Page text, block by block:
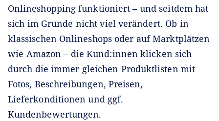
Onlineshopping funktioniert – und seitdem hat
sich im Grunde nicht viel verändert. Ob in
klassischen Onlineshops oder auf Marktplätzen
wie Amazon – die Kund:innen klicken sich
durch die immer gleichen Produktlisten mit
Fotos, Beschreibungen, Preisen,
Lieferkonditionen und ggf.
Kundenbewertungen.